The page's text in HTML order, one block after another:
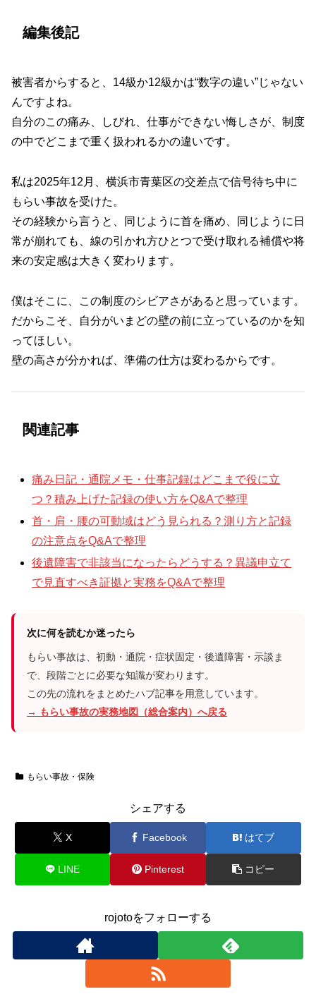
編集後記
被害者からすると、14級か12級かは“数字の違い”じゃない
んですよね。
自分のこの痛み、しびれ、仕事ができない悔しさが、制度
の中でどこまで重く扱われるかの違いです。
私は2025年12月、横浜市青葉区の交差点で信号待ち中に
もらい事故を受けた。
その経験から言うと、同じように首を痛め、同じように日
常が崩れても、線の引かれ方ひとつで受け取れる補償や将
来の安定感は大きく変わります。
僕はそこに、この制度のシビアさがあると思っています。
だからこそ、自分がいまどの壁の前に立っているのかを知
ってほしい。
壁の高さが分かれば、準備の仕方は変わるからです。
関連記事
痛み日記・通院メモ・仕事記録はどこまで役に立
つ？積み上げた記録の使い方をQ&Aで整理
首・肩・腰の可動域はどう見られる？測り方と記録
の注意点をQ&Aで整理
後遺障害で非該当になったらどうする？異議申立て
で見直すべき証拠と実務をQ&Aで整理
次に何を読むか迷ったら
もらい事故は、初動・通院・症状固定・後遺障害・示談ま
で、段階ごとに必要な知識が変わります。
この先の流れをまとめたハブ記事を用意しています。
→ もらい事故の実務地図（総合案内）へ戻る
もらい事故・保険
シェアする
X Facebook はてブ
LINE Pinterest コピー
rojotoをフォローする